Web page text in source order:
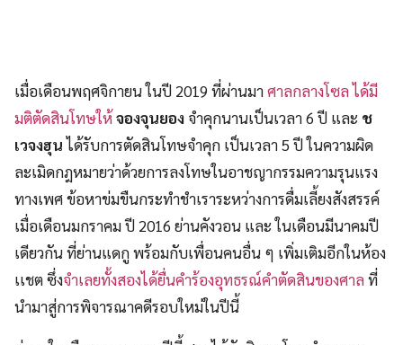
เมื่อเดือนพฤศจิกายน ในปี 2019 ที่ผ่านมาศาลกลางโซล ได้มี
มติตัดสินโทษให้จองจุนยอง จำคุกนานเป็นเวลา 6 ปี และ ช
เวจงฮุนได้รับการตัดสินโทษจำคุก เป็นเวลา 5 ปี ในความผิด
ละเมิดกฎหมายว่าด้วยการลงโทษในอาชญากรรมความรุนแรง
ทางเพศ ข้อหาข่มขืนกระทำชำเราระหว่างการดื่มเลี้ยงสังสรรค์
เมื่อเดือนมกราคม ปี 2016 ย่านคังวอน และ ในเดือนมีนาคมปี
เดียวกัน ที่ย่านแดกู พร้อมกับเพื่อนคนอื่น ๆ เพิ่มเติมอีกในห้อง
เเชต ซึ่งจำเลยทั้งสองได้ยื่นคำร้องอุทธรณ์คำตัดสินของศาล ที่
นำมาสู่การพิจารณาคดีรอบใหม่ในปีนี้